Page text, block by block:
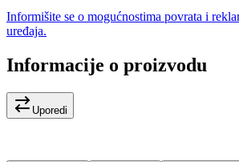
Informišite se o mogućnostima povrata i
uređaja.
Informacije o proizvodu
Uporedi